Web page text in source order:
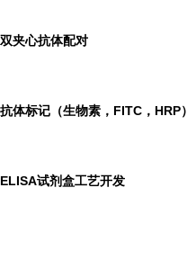
双夹心抗体配对
抗体标记（生物素，FITC，HRP）
ELISA试剂盒工艺开发